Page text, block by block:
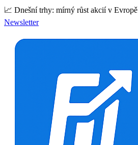
📈 Dnešní trhy: mírný růst akcií v Evropě
Newsletter